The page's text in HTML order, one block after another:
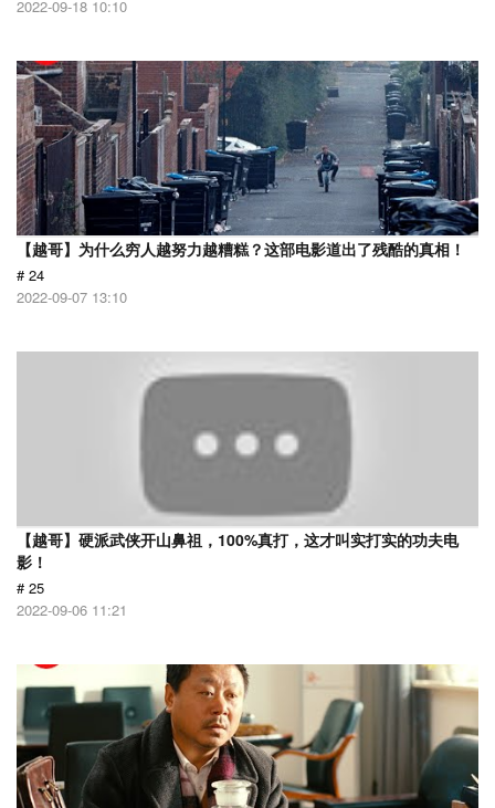
2022-09-18 10:10
【越哥】为什么穷人越努力越糟糕？这部电影道出了残酷的真相！
# 24
2022-09-07 13:10
【越哥】硬派武侠开山鼻祖，100%真打，这才叫实打实的功夫电
影！
# 25
2022-09-06 11:21